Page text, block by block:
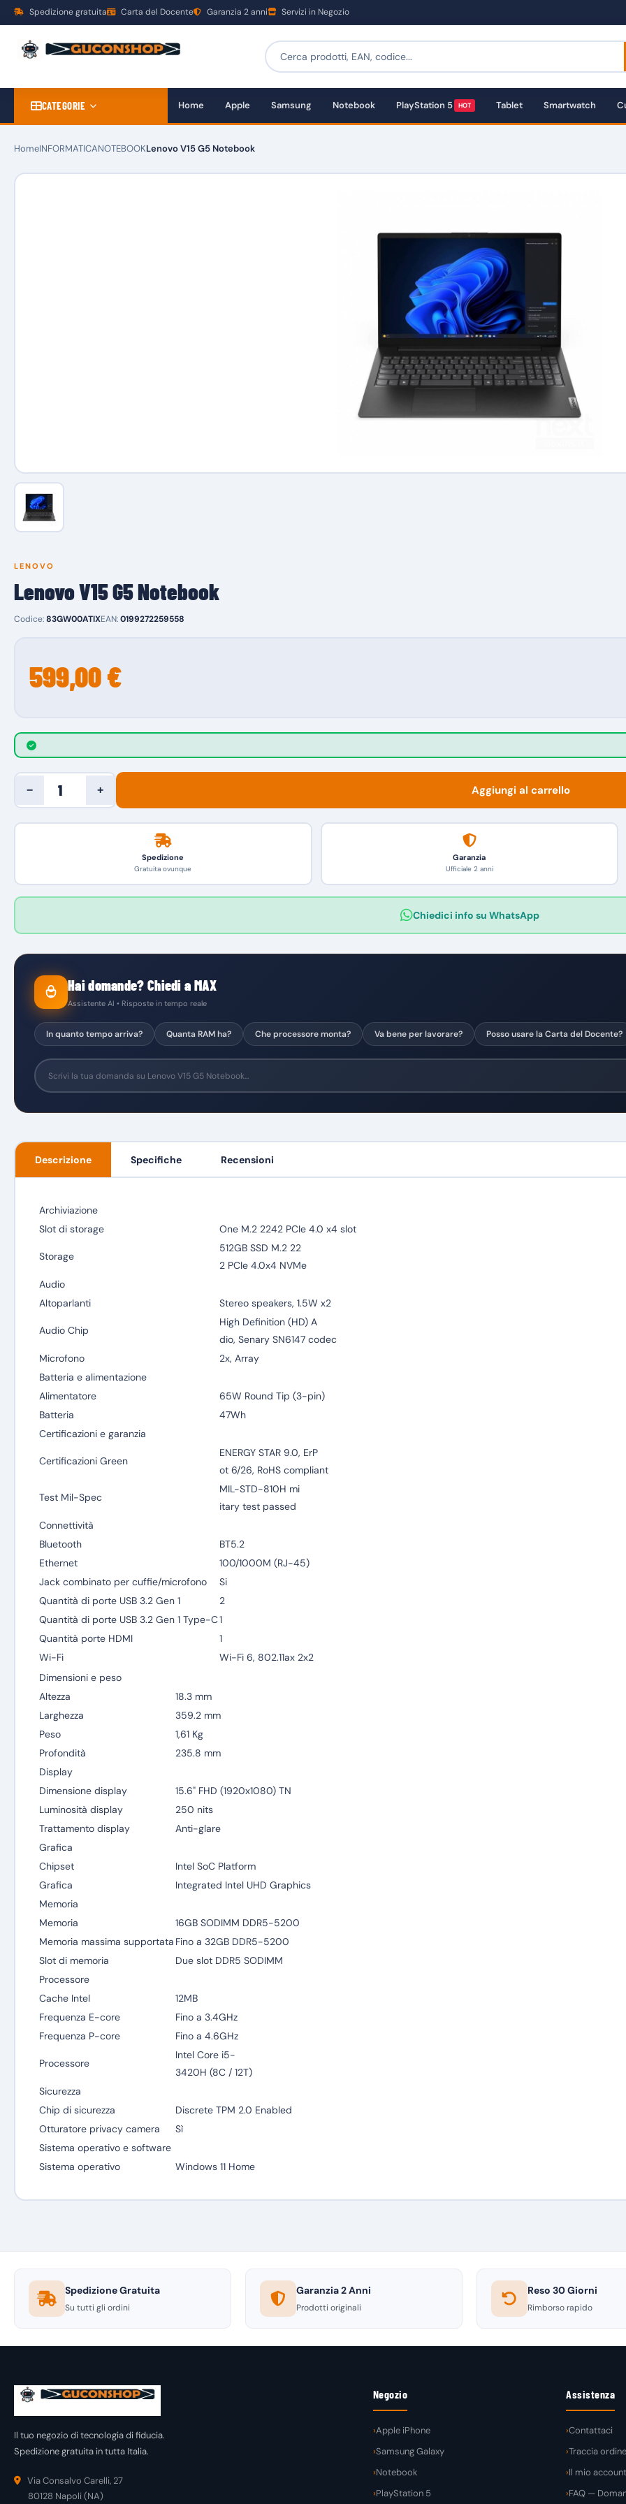
Spedizione gratuita Carta del Docente Garanzia 2 anni Servizi in Negozio
CATEGORIE Home Apple Samsung Notebook PlayStation 5 HOT Tablet Smartwatch
HomeINFORMATICANOTEBOOKLenovo V15 G5 Notebook
LENOVO
Lenovo V15 G5 Notebook
Codice:83GW00ATIXEAN:0199272259558
599,00 €
− + Aggiungi al carrello
Spedizione
Gratuita ovunque
Garanzia
Ufficiale 2 anni
Chiedici info su WhatsApp
Hai domande? Chiedi a MAX
Assistente AI • Risposte in tempo reale
In quanto tempo arriva? Quanta RAM ha? Che processore monta? Va bene per lavorare? Posso usare la Carta del Docente?
Descrizione Specifiche Recensioni
Archiviazione
Slot di storage
One M.2 2242 PCIe 4.0 x4 slot
Storage
512GB SSD M.2 22
2 PCIe 4.0x4 NVMe
Audio
Altoparlanti
Stereo speakers, 1.5W x2
Audio Chip
High Definition (HD) A
dio, Senary SN6147 codec
Microfono
2x, Array
Batteria e alimentazione
Alimentatore
65W Round Tip (3-pin)
Batteria
47Wh
Certificazioni e garanzia
Certificazioni Green
ENERGY STAR 9.0, ErP
ot 6/26, RoHS compliant
Test Mil-Spec
MIL-STD-810H mi
itary test passed
Connettività
Bluetooth
BT5.2
Ethernet
100/1000M (RJ-45)
Jack combinato per cuffie/microfono
Si
Quantità di porte USB 3.2 Gen 1
2
Quantità di porte USB 3.2 Gen 1 Type-C1
Quantità porte HDMI
1
Wi-Fi
Wi-Fi 6, 802.11ax 2x2
Dimensioni e peso
Altezza
18.3 mm
Larghezza
359.2 mm
Peso
1,61 Kg
Profondità
235.8 mm
Display
Dimensione display
15.6" FHD (1920x1080) TN
Luminosità display
250 nits
Trattamento display
Anti-glare
Grafica
Chipset
Intel SoC Platform
Grafica
Integrated Intel UHD Graphics
Memoria
Memoria
16GB SODIMM DDR5-5200
Memoria massima supportata Fino a 32GB DDR5-5200
Slot di memoria
Due slot DDR5 SODIMM
Processore
Cache Intel
12MB
Frequenza E-core
Fino a 3.4GHz
Frequenza P-core
Fino a 4.6GHz
Processore
Intel Core i5-
3420H (8C / 12T)
Sicurezza
Chip di sicurezza
Discrete TPM 2.0 Enabled
Otturatore privacy camera
Sì
Sistema operativo e software
Sistema operativo
Windows 11 Home
Spedizione Gratuita
Su tutti gli ordini
Garanzia 2 Anni
Prodotti originali
Reso 30 Giorni
Rimborso rapido
Il tuo negozio di tecnologia di fiducia.
Spedizione gratuita in tutta Italia.
Via Consalvo Carelli, 27
80128 Napoli (NA)
Negozio
Apple iPhone
Samsung Galaxy
Notebook
PlayStation 5
Assistenza
Contattaci
Traccia
Il mio
FAQ —